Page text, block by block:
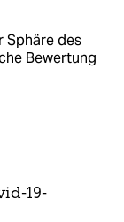
Sphäre des
Bewertung
19-